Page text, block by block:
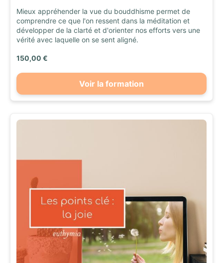
Mieux appréhender la vue du bouddhisme permet de
comprendre ce que l'on ressent dans la méditation et
développer de la clarté et d'orienter nos efforts vers une
vérité avec laquelle on se sent aligné.
150,00 €
Voir la formation